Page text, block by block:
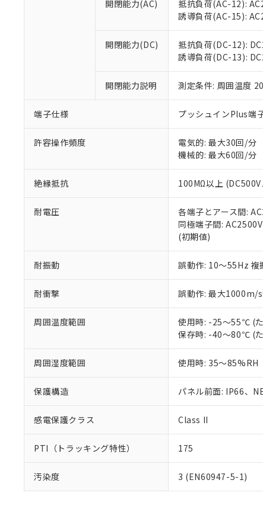
開閉能力(AC)
抵抗負荷(AC-12):
誘導負荷(AC-15):
開閉能力(DC)
抵抗負荷(DC-12):
誘導負荷(DC-13):
開閉能力説明 測定条件: 周囲温度
端子仕様 プッシュインPlus端
許容操作頻度
電気的: 最大30回/分
機械的: 最大60回/分
絶縁抵抗 100MΩ以上
耐電圧
各端子とアース間:
同極端子間:
(初期値)
耐振動 誤動作: 10～55Hz
耐衝撃 誤動作: 最大1000m/s
周囲温度範囲
使用時: -25～55℃ (
保存時: -40～80℃ (
周囲湿度範囲 使用時: 35～85%RH
保護構造 パネル前面: IP66、
感電保護クラス Class II
PTI（トラッキング特性） 175
汚染度 3 (EN60947-5-1)
お客様が当
が、当社の
さい。
※当社の共
いる法人を
※3 非含有証明
下記の非含有証
EU RoHS指令（
51物質の非含有
※本証明書は発行
また、RoHS指令
既に当社にて対
り割愛しておりま
「－」：未確認
白